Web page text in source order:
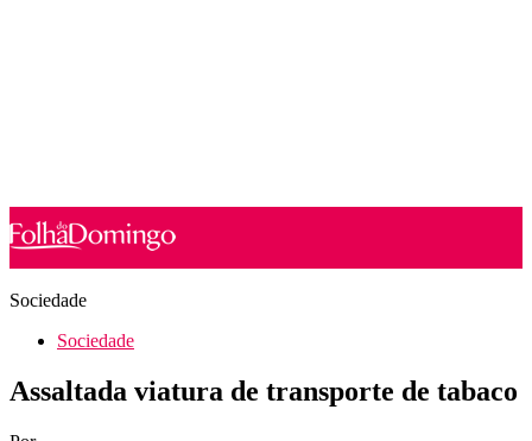
Sociedade
Sociedade
Assaltada viatura de transporte de tabaco